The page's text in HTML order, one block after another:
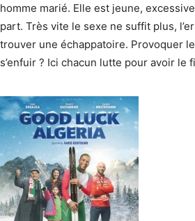
homme marié. Elle est jeune,
part. Très vite le sexe ne suffit plus,
trouver une échappatoire. Provoquer
s’enfuir ? Ici chacun lutte pour avoir le